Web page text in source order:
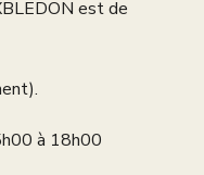
est de
à 18h00